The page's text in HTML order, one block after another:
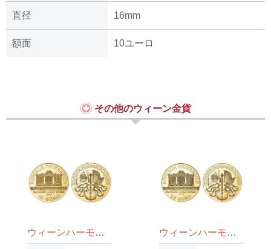
直径 16mm
額面 10ユーロ
その他のウィーン金貨
ウィーンハーモニー金貨1/10oz（オンス） ウィーンハーモニー金貨1/4oz（オンス）